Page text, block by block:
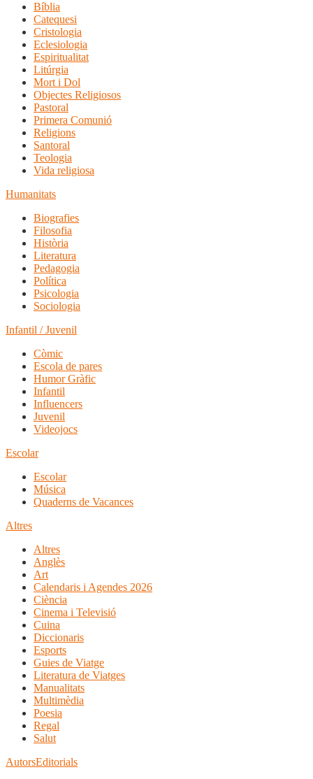
Bíblia
Catequesi
Cristologia
Eclesiologia
Espiritualitat
Litúrgia
Mort i Dol
Objectes Religiosos
Pastoral
Primera Comunió
Religions
Santoral
Teologia
Vida religiosa
Humanitats
Biografies
Filosofia
Història
Literatura
Pedagogia
Política
Psicologia
Sociologia
Infantil / Juvenil
Còmic
Escola de pares
Humor Gràfic
Infantil
Influencers
Juvenil
Videojocs
Escolar
Escolar
Música
Quaderns de Vacances
Altres
Altres
Anglès
Art
Calendaris i Agendes 2026
Ciència
Cinema i Televisió
Cuina
Diccionaris
Esports
Guies de Viatge
Literatura de Viatges
Manualitats
Multimèdia
Poesia
Regal
Salut
AutorsEditorials